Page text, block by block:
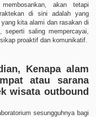
akan tetapi
di sini adalah yang
kita alami dan rasakan di
seperti saling mempercayai,
proaktif dan komunikatif.
Kenapa alam
atau sarana
wisata outbound
sesungguhnya bagi